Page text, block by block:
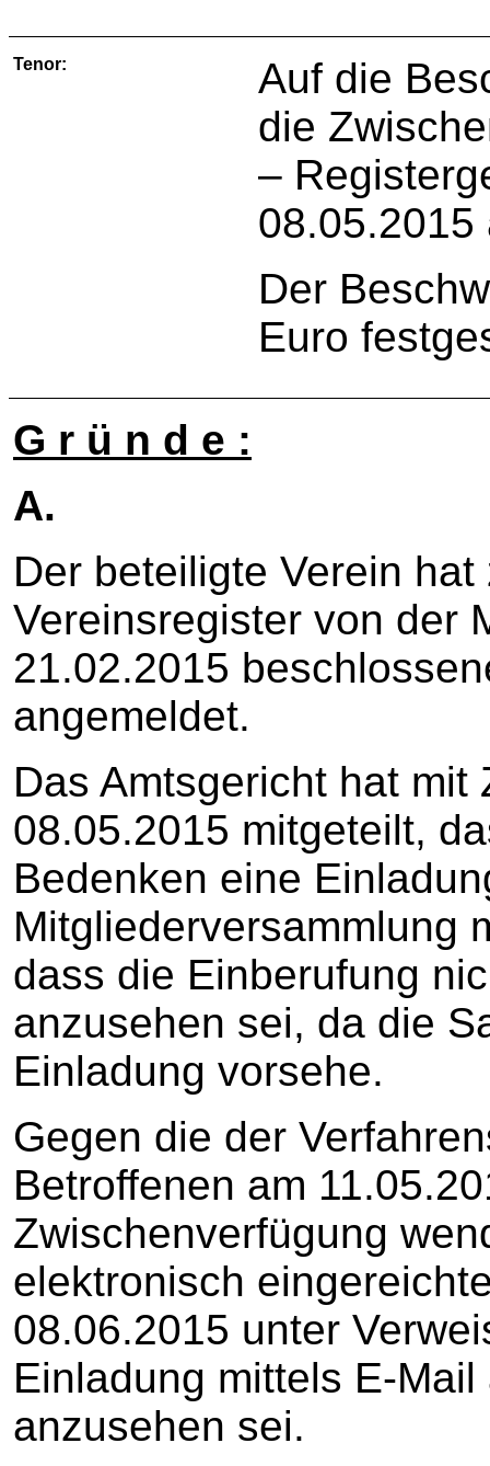
Tenor:
Auf die
die
–
08.05.2015
Der
Euro
G r ü n d e :
A.
Der beteiligte Verein
Vereinsregister von der
21.02.2015
angemeldet.
Das Amtsgericht hat
08.05.2015 mitgeteilt,
Bedenken eine
Mitgliederversammlung
dass die Einberufung
anzusehen sei, da die
Einladung vorsehe.
Gegen die der
Betroffenen am
Zwischenverfügung
elektronisch
08.06.2015 unter
Einladung mittels E-
anzusehen sei.